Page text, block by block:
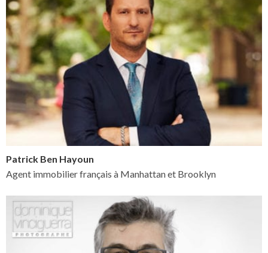
Patrick Ben Hayoun
Agent immobilier français à Manhattan et Brooklyn